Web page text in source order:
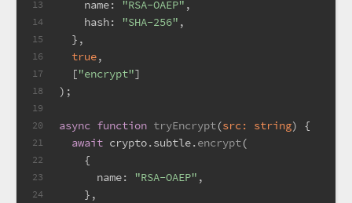
13
14
15
16
17
18
19
20
21
22
23
24
name: "RSA-OAEP" ,
hash: "SHA-256" ,
  },
true,
  [
"encrypt"]
);
async function tryEncrypt(src: string) {
await crypto.subtle.encrypt(
    {
name: "RSA-OAEP" ,
    },